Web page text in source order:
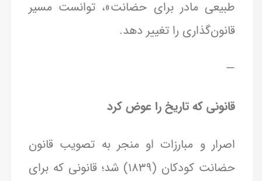
طبیعی مادر برای حضانت»، توانست مسیر
قانون‌گذاری را تغییر دهد.
—
قانونی که تاریخ را عوض کرد
اصرار و مبارزات او منجر به تصویب قانون
حضانت کودکان (۱۸۳۹) شد؛ قانونی که برای